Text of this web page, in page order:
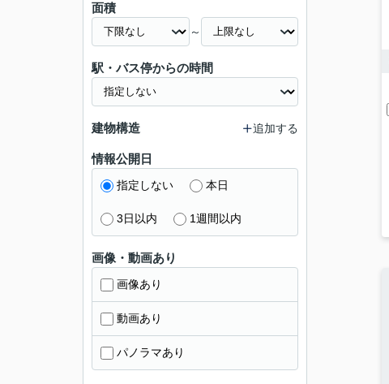
面積
～
駅・バス停からの時間
建物構造 追加する
情報公開日
指定しない 本日
3日以内 1週間以内
画像・動画あり
画像あり
動画あり
パノラマあり